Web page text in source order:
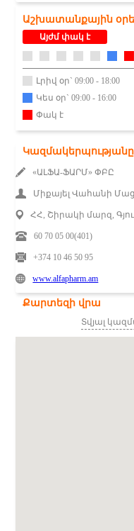
Աշխատանքային
Այժմ փակ է
Լրիվ օր` 09:00 - 18:00
Կես օր` 09:00 - 16:00
Փակ է
Կազմակերպությանը
«ԱԼՖԱ-ՖԱՐՄ» ՓԲԸ
Միքայել Վահանի
ՀՀ, Շիրակի մարզ,
60 70 05 00(401)
+374 10 46 50 95
www.alfapharm.am
Քարտեզի վրա
Տվյալ